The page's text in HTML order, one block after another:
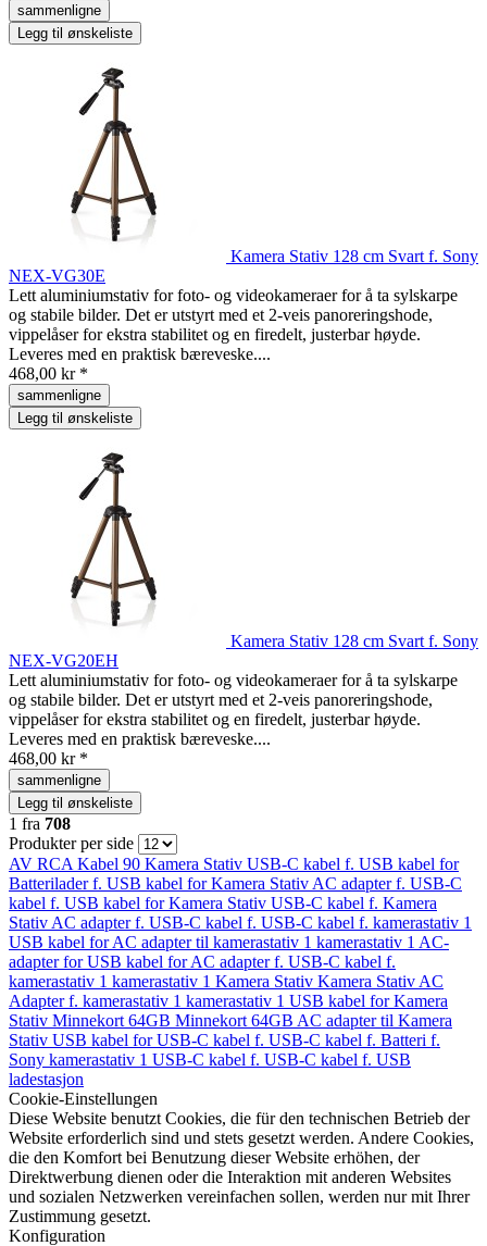
sammenligne
Legg til ønskeliste
Kamera Stativ 128 cm Svart f. Sony
NEX-VG30E
Lett aluminiumstativ for foto- og videokameraer for å ta sylskarpe
og stabile bilder. Det er utstyrt med et 2-veis panoreringshode,
vippelåser for ekstra stabilitet og en firedelt, justerbar høyde.
Leveres med en praktisk bæreveske....
468,00 kr *
sammenligne
Legg til ønskeliste
Kamera Stativ 128 cm Svart f. Sony
NEX-VG20EH
Lett aluminiumstativ for foto- og videokameraer for å ta sylskarpe
og stabile bilder. Det er utstyrt med et 2-veis panoreringshode,
vippelåser for ekstra stabilitet og en firedelt, justerbar høyde.
Leveres med en praktisk bæreveske....
468,00 kr *
sammenligne
Legg til ønskeliste
1 fra 708
Produkter per side
AV RCA Kabel 90 Kamera Stativ USB-C kabel f. USB kabel for
Batterilader f. USB kabel forKamera Stativ AC adapter f. USB-C
kabel f. USB kabel forKamera Stativ USB-C kabel f. Kamera
Stativ AC adapter f. USB-C kabel f. USB-C kabel f. kamerastativ 1
USB kabel forAC adapter til kamerastativ 1 kamerastativ 1 AC-
adapter forUSB kabel forAC adapter f. USB-C kabel f.
kamerastativ 1 kamerastativ 1 Kamera Stativ Kamera Stativ AC
Adapter f. kamerastativ 1 kamerastativ 1 USB kabel forKamera
Stativ Minnekort 64GB Minnekort 64GB AC adapter til Kamera
Stativ USB kabel forUSB-C kabel f. USB-C kabel f. Batteri f.
Sony kamerastativ 1 USB-C kabel f. USB-C kabel f. USB
ladestasjon
Cookie-Einstellungen
Diese Website benutzt Cookies, die für den technischen Betrieb der
Website erforderlich sind und stets gesetzt werden. Andere Cookies,
die den Komfort bei Benutzung dieser Website erhöhen, der
Direktwerbung dienen oder die Interaktion mit anderen Websites
und sozialen Netzwerken vereinfachen sollen, werden nur mit Ihrer
Zustimmung gesetzt.
Konfiguration